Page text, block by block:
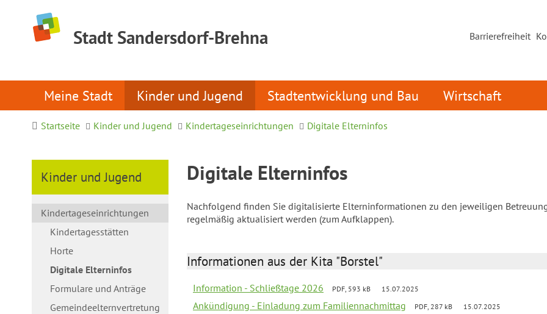
Stadt Sandersdorf-Brehna Barrierefreiheit
Meine Stadt Kinder und Jugend Stadtentwicklung und Bau Wirtschaft
Startseite Kinder und Jugend Kindertageseinrichtungen Digitale Elterninfos
Kinder und Jugend
Kindertageseinrichtungen
Kindertagesstätten
Horte
Digitale Elterninfos
Formulare und Anträge
Gemeindeelternvertretung
Digitale Elterninfos
Nachfolgend finden Sie digitalisierte Elterninformationen zu den jeweiligen
regelmäßig aktualisiert werden (zum Aufklappen).
Informationen aus der Kita "Borstel"
Information - Schließtage 2026 PDF, 593 kB 15.07.2025
Ankündigung - Einladung zum Familiennachmittag PDF, 287 kB 15.07.2025